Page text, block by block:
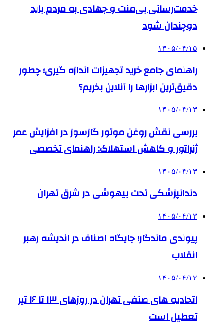
خدمت‌رسانی بی‌منت و جهادی به مردم باید
دوچندان شود
۱۴۰۵/۰۴/۱۵
راهنمای جامع خرید تجهیزات اندازه گیری؛ چطور
دقیق‌ترین ابزارها را آنلاین بخریم؟
۱۴۰۵/۰۴/۱۳
بررسی نقش روغن موتور گازسوز در افزایش عمر
ژنراتور و کاهش استهلاک: راهنمای تخصصی
۱۴۰۵/۰۴/۱۳
دندانپزشکی تحت بیهوشی در شرق تهران
۱۴۰۵/۰۴/۱۳
پیوندی ماندگار؛ جایگاه اصناف در اندیشه رهبر
انقلاب
۱۴۰۵/۰۴/۱۲
اتحادیه های صنفی تهران در روزهای ۱۳ تا ۱۶ تیر
تعطیل است